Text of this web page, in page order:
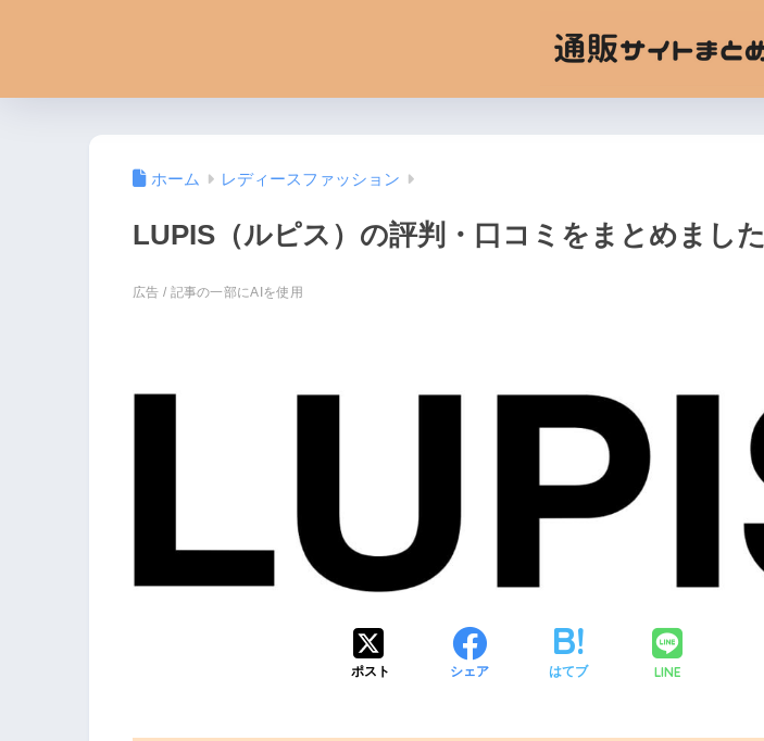
ホーム レディースファッション
LUPIS（ルピス）の評判・口コミをまとめました
ポスト シェア はてブ LINE